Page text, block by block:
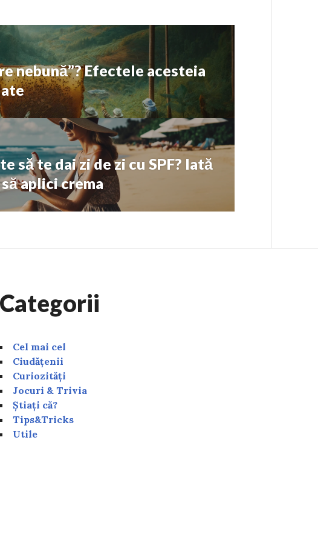
nebună”? Efectele acesteia
să te dai zi de zi cu SPF? Iată
aplici crema
Categorii
Cel mai cel
Ciudățenii
Curiozități
Jocuri & Trivia
Știați că?
Tips&Tricks
Utile